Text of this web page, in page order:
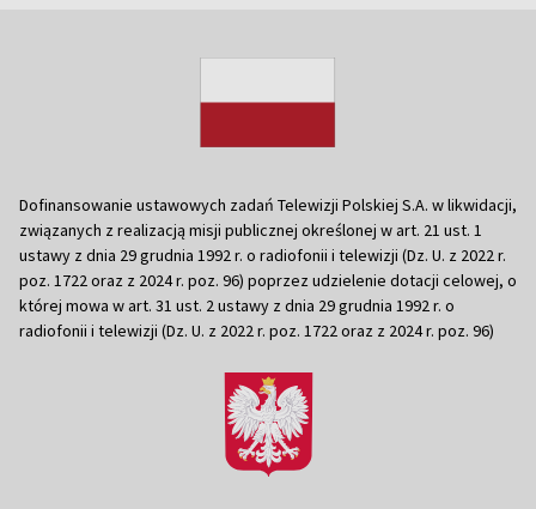
Dofinansowanie ustawowych zadań Telewizji Polskiej S.A. w likwidacji,
związanych z realizacją misji publicznej określonej w art. 21 ust. 1
ustawy z dnia 29 grudnia 1992 r. o radiofonii i telewizji (Dz. U. z 2022 r.
poz. 1722 oraz z 2024 r. poz. 96) poprzez udzielenie dotacji celowej, o
której mowa w art. 31 ust. 2 ustawy z dnia 29 grudnia 1992 r. o
radiofonii i telewizji (Dz. U. z 2022 r. poz. 1722 oraz z 2024 r. poz. 96)